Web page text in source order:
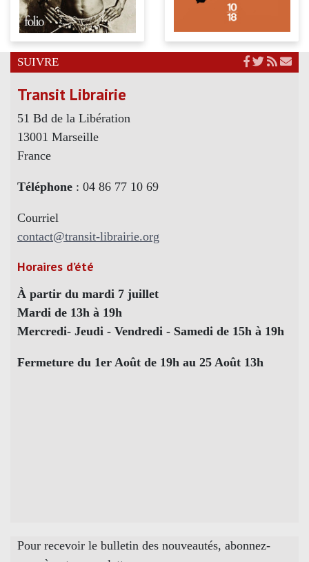
SUIVRE
Transit Librairie
51 Bd de la Libération
13001 Marseille
France
Téléphone : 04 86 77 10 69
Courriel
contact@transit-librairie.org
Horaires d’été
À partir du mardi 7 juillet
Mardi de 13h à 19h
Mercredi- Jeudi - Vendredi - Samedi de 15h à 19h
Fermeture du 1er Août de 19h au 25 Août 13h
Pour recevoir le bulletin des nouveautés, abonnez-